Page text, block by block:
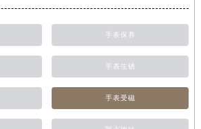
手表保养
手表生锈
手表受磁